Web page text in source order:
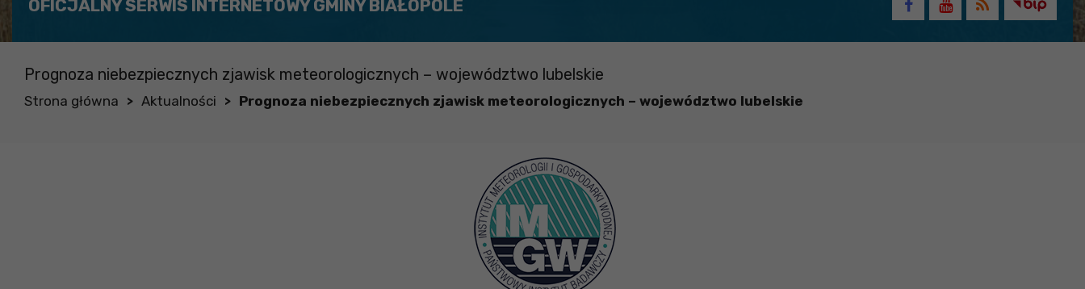
OFICJALNY SERWIS INTERNETOWY GMINY BIAŁOPOLE
Prognoza niebezpiecznych zjawisk meteorologicznych – województwo lubelskie
Strona główna > Aktualności > Prognoza niebezpiecznych zjawisk meteorologicznych – województwo lubelskie